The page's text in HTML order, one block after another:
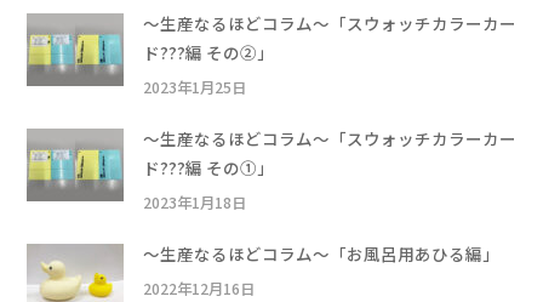
〜生産なるほどコラム〜「スウォッチカラーカー
ド???編 その②」
2023年1月25日
〜生産なるほどコラム〜「スウォッチカラーカー
ド???編 その①」
2023年1月18日
〜生産なるほどコラム〜「お風呂用あひる編」
2022年12月16日